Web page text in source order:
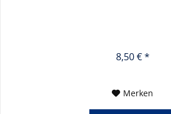
8,50 € *
Merken